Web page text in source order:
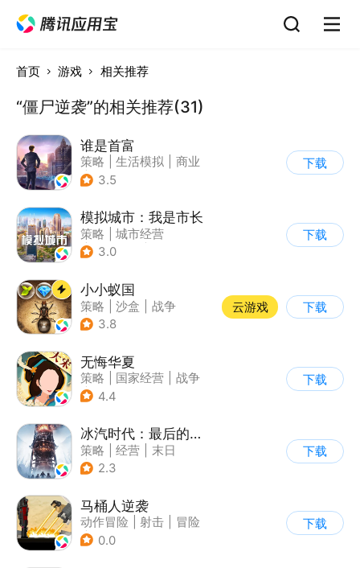
首页 游戏 相关推荐
“僵尸逆袭”的相关推荐(31)
谁是首富
策略 生活模拟
商业
| 写实
3.5
下载
模拟城市：我是市长
策略
城市经营
| 模拟城市
3.0
下载
小小蚁国
策略 沙盒
战争
| 写实
3.8
云游戏 下载
无悔华夏
策略 国家经营
战争
| 中国风
4.4
下载
冰汽时代：最后的家园
策略 经营
末日
| steam游戏
2.3
下载
马桶人逆袭
动作冒险 射击
冒险
| 像素风
0.0
下载